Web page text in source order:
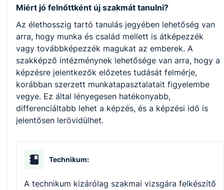
Miért jó felnőttként új szakmát tanulni?
Az élethosszig tartó tanulás jegyében lehetőség van
arra, hogy munka és család mellett is átképezzék
vagy továbbképezzék magukat az emberek. A
szakképző intézménynek lehetősége van arra, hogy a
képzésre jelentkezők előzetes tudását felmérje,
korábban szerzett munkatapasztalatait figyelembe
vegye. Ez által lényegesen hatékonyabb,
differenciáltabb lehet a képzés, és a képzési idő is
jelentősen lerövidülhet.
Technikum:
A technikum kizárólag szakmai vizsgára felkészítő